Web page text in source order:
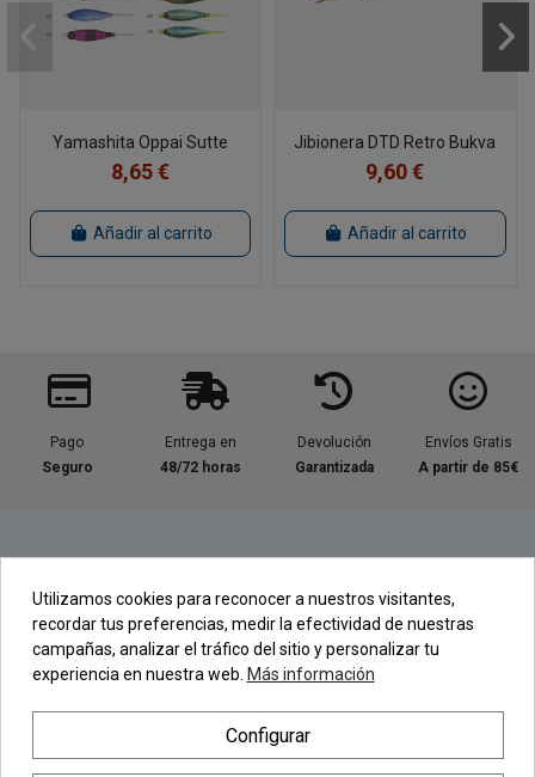
Yamashita Oppai Sutte
8,65 €
Añadir al carrito
Jibionera DTD Retro Bukva
9,60 €
Añadir al carrito
Pago
Seguro
Entrega en
48/72 horas
Devolución
Garantizada
Envíos Gratis
A partir de 85€
Contacta con nosotros
Regístrate en nuestra Newsletter
Utilizamos cookies para reconocer a nuestros visitantes,
recordar tus preferencias, medir la efectividad de nuestras
campañas, analizar el tráfico del sitio y personalizar tu
experiencia en nuestra web. Más información
Configurar